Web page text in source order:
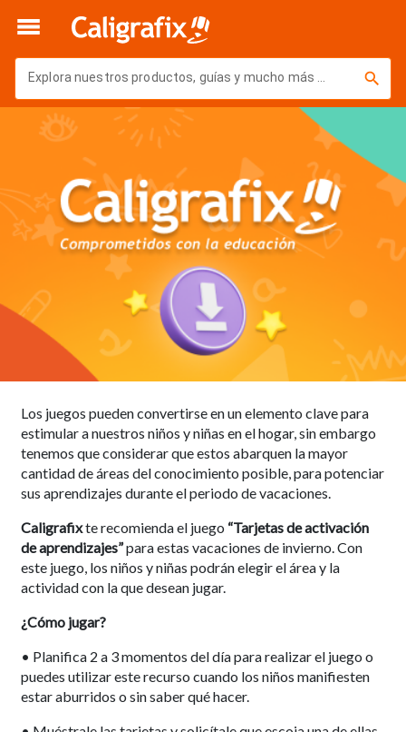
Explora nuestros productos, guías y mucho más ... Volver
Los juegos pueden convertirse en un elemento clave para
estimular a nuestros niños y niñas en el hogar, sin embargo
tenemos que considerar que estos abarquen la mayor
cantidad de áreas del conocimiento posible, para potenciar
sus aprendizajes durante el periodo de vacaciones.
Caligrafixte recomienda el juego “Tarjetas de activación
de aprendizajes”para estas vacaciones de invierno. Con
este juego, los niños y niñas podrán elegir el área y la
actividad con la que desean jugar.
¿Cómo jugar?
• Planifica 2 a 3 momentos del día para realizar el juego o
puedes utilizar este recurso cuando los niños manifiesten
estar aburridos o sin saber qué hacer.